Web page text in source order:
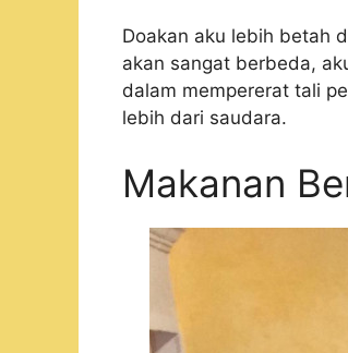
Doakan aku lebih betah
akan sangat berbeda,
dalam mempererat tali
lebih dari saudara.
Makanan